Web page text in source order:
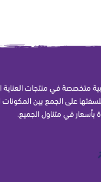
متخصصة في منتجات
على الجمع بين المكونات
بأسعار في متناول الجميع.